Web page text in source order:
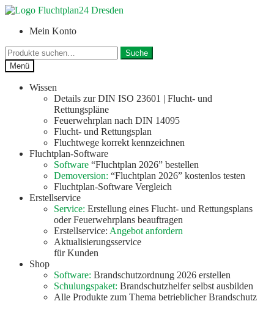
Zur
springen
Zum
springenMein Konto
Suche
nach:
Suche
Menü
Wissen
Details zur DIN ISO 23601 | Flucht- und
Rettungspläne
Feuerwehrplan nach DIN 14095
Flucht- und Rettungsplan
Fluchtwege korrekt kennzeichnen
Fluchtplan-Software
Software “Fluchtplan 2026” bestellen
Demoversion: “Fluchtplan 2026” kostenlos testen
Fluchtplan-Software Vergleich
Erstellservice
Service: Erstellung eines Flucht- und Rettungsplans
oder Feuerwehrplans beauftragen
Erstellservice: Angebot anfordern
Aktualisierungsservice
für Kunden
Shop
Software: Brandschutzordnung 2026 erstellen
Schulungspaket: Brandschutzhelfer selbst ausbilden
Alle Produkte zum Thema betrieblicher Brandschutz